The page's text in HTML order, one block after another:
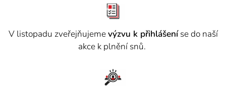
V listopadu zveřejňujemevýzvu k přihlášeníse do naší
akce k plnění snů.